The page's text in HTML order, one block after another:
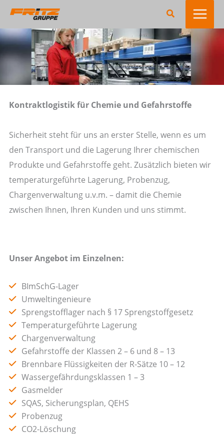
Zum
springen
Suchen
Kontraktlogistik für Chemie und Gefahrstoffe
Sicherheit steht für uns an erster Stelle, wenn es um
den Transport und die Lagerung Ihrer chemischen
Produkte und Gefahrstoffe geht. Zusätzlich bieten wir
temperaturgeführte Lagerung, Probenzug,
Chargenverwaltung u.v.m. – damit die Chemie
zwischen Ihnen, Ihren Kunden und uns stimmt.
Unser Angebot im Einzelnen:
BImSchG-Lager
Umweltingenieure
Sprengstofflager nach § 17 Sprengstoffgesetz
Temperaturgeführte Lagerung
Chargenverwaltung
Gefahrstoffe der Klassen 2 – 6 und 8 – 13
Brennbare Flüssigkeiten der R-Sätze 10 – 12
Wassergefährdungsklassen 1 – 3
Gasmelder
SQAS, Sicherungsplan, QEHS
Probenzug
CO2-Löschung